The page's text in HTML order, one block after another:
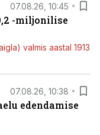
07.08.26, 10:45
-miljonilise
valmis aastal 1913
07.08.26, 10:38
edendamise